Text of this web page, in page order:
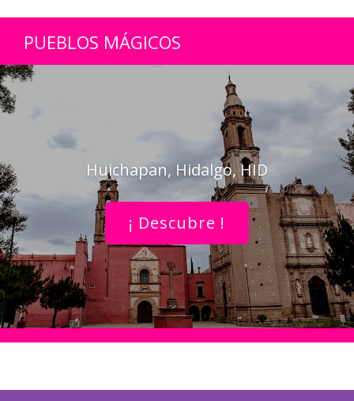
PUEBLOS MÁGICOS
Huichapan, Hidalgo, HID
¡ Descubre !